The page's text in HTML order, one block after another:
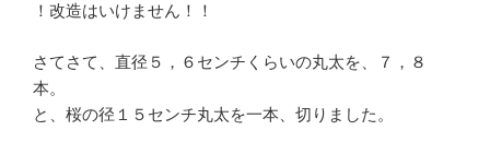
！改造はいけません！！
さてさて、直径５，６センチくらいの丸太を、７，８
本。
と、桜の径１５センチ丸太を一本、切りました。